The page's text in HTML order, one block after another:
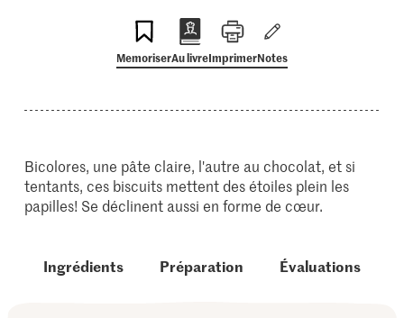
MemoriserAu livreImprimerNotes
Bicolores, une pâte claire, l'autre au chocolat, et si
tentants, ces biscuits mettent des étoiles plein les
papilles! Se déclinent aussi en forme de cœur.
Ingrédients Préparation Évaluations